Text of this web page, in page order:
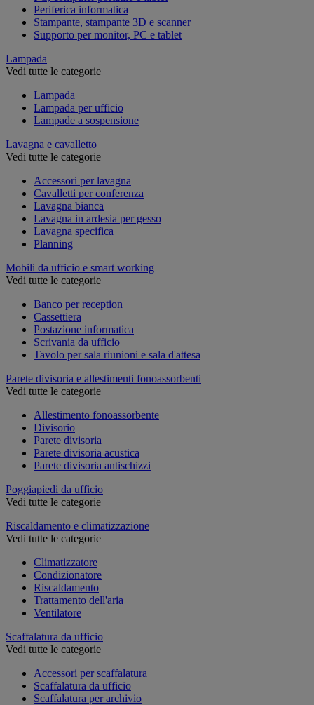
Periferica informatica
Stampante, stampante 3D e scanner
Supporto per monitor, PC e tablet
Lampada
Vedi tutte le categorie
Lampada
Lampada per ufficio
Lampade a sospensione
Lavagna e cavalletto
Vedi tutte le categorie
Accessori per lavagna
Cavalletti per conferenza
Lavagna bianca
Lavagna in ardesia per gesso
Lavagna specifica
Planning
Mobili da ufficio e smart working
Vedi tutte le categorie
Banco per reception
Cassettiera
Postazione informatica
Scrivania da ufficio
Tavolo per sala riunioni e sala d'attesa
Parete divisoria e allestimenti fonoassorbenti
Vedi tutte le categorie
Allestimento fonoassorbente
Divisorio
Parete divisoria
Parete divisoria acustica
Parete divisoria antischizzi
Poggiapiedi da ufficio
Vedi tutte le categorie
Riscaldamento e climatizzazione
Vedi tutte le categorie
Climatizzatore
Condizionatore
Riscaldamento
Trattamento dell'aria
Ventilatore
Scaffalatura da ufficio
Vedi tutte le categorie
Accessori per scaffalatura
Scaffalatura da ufficio
Scaffalatura per archivio